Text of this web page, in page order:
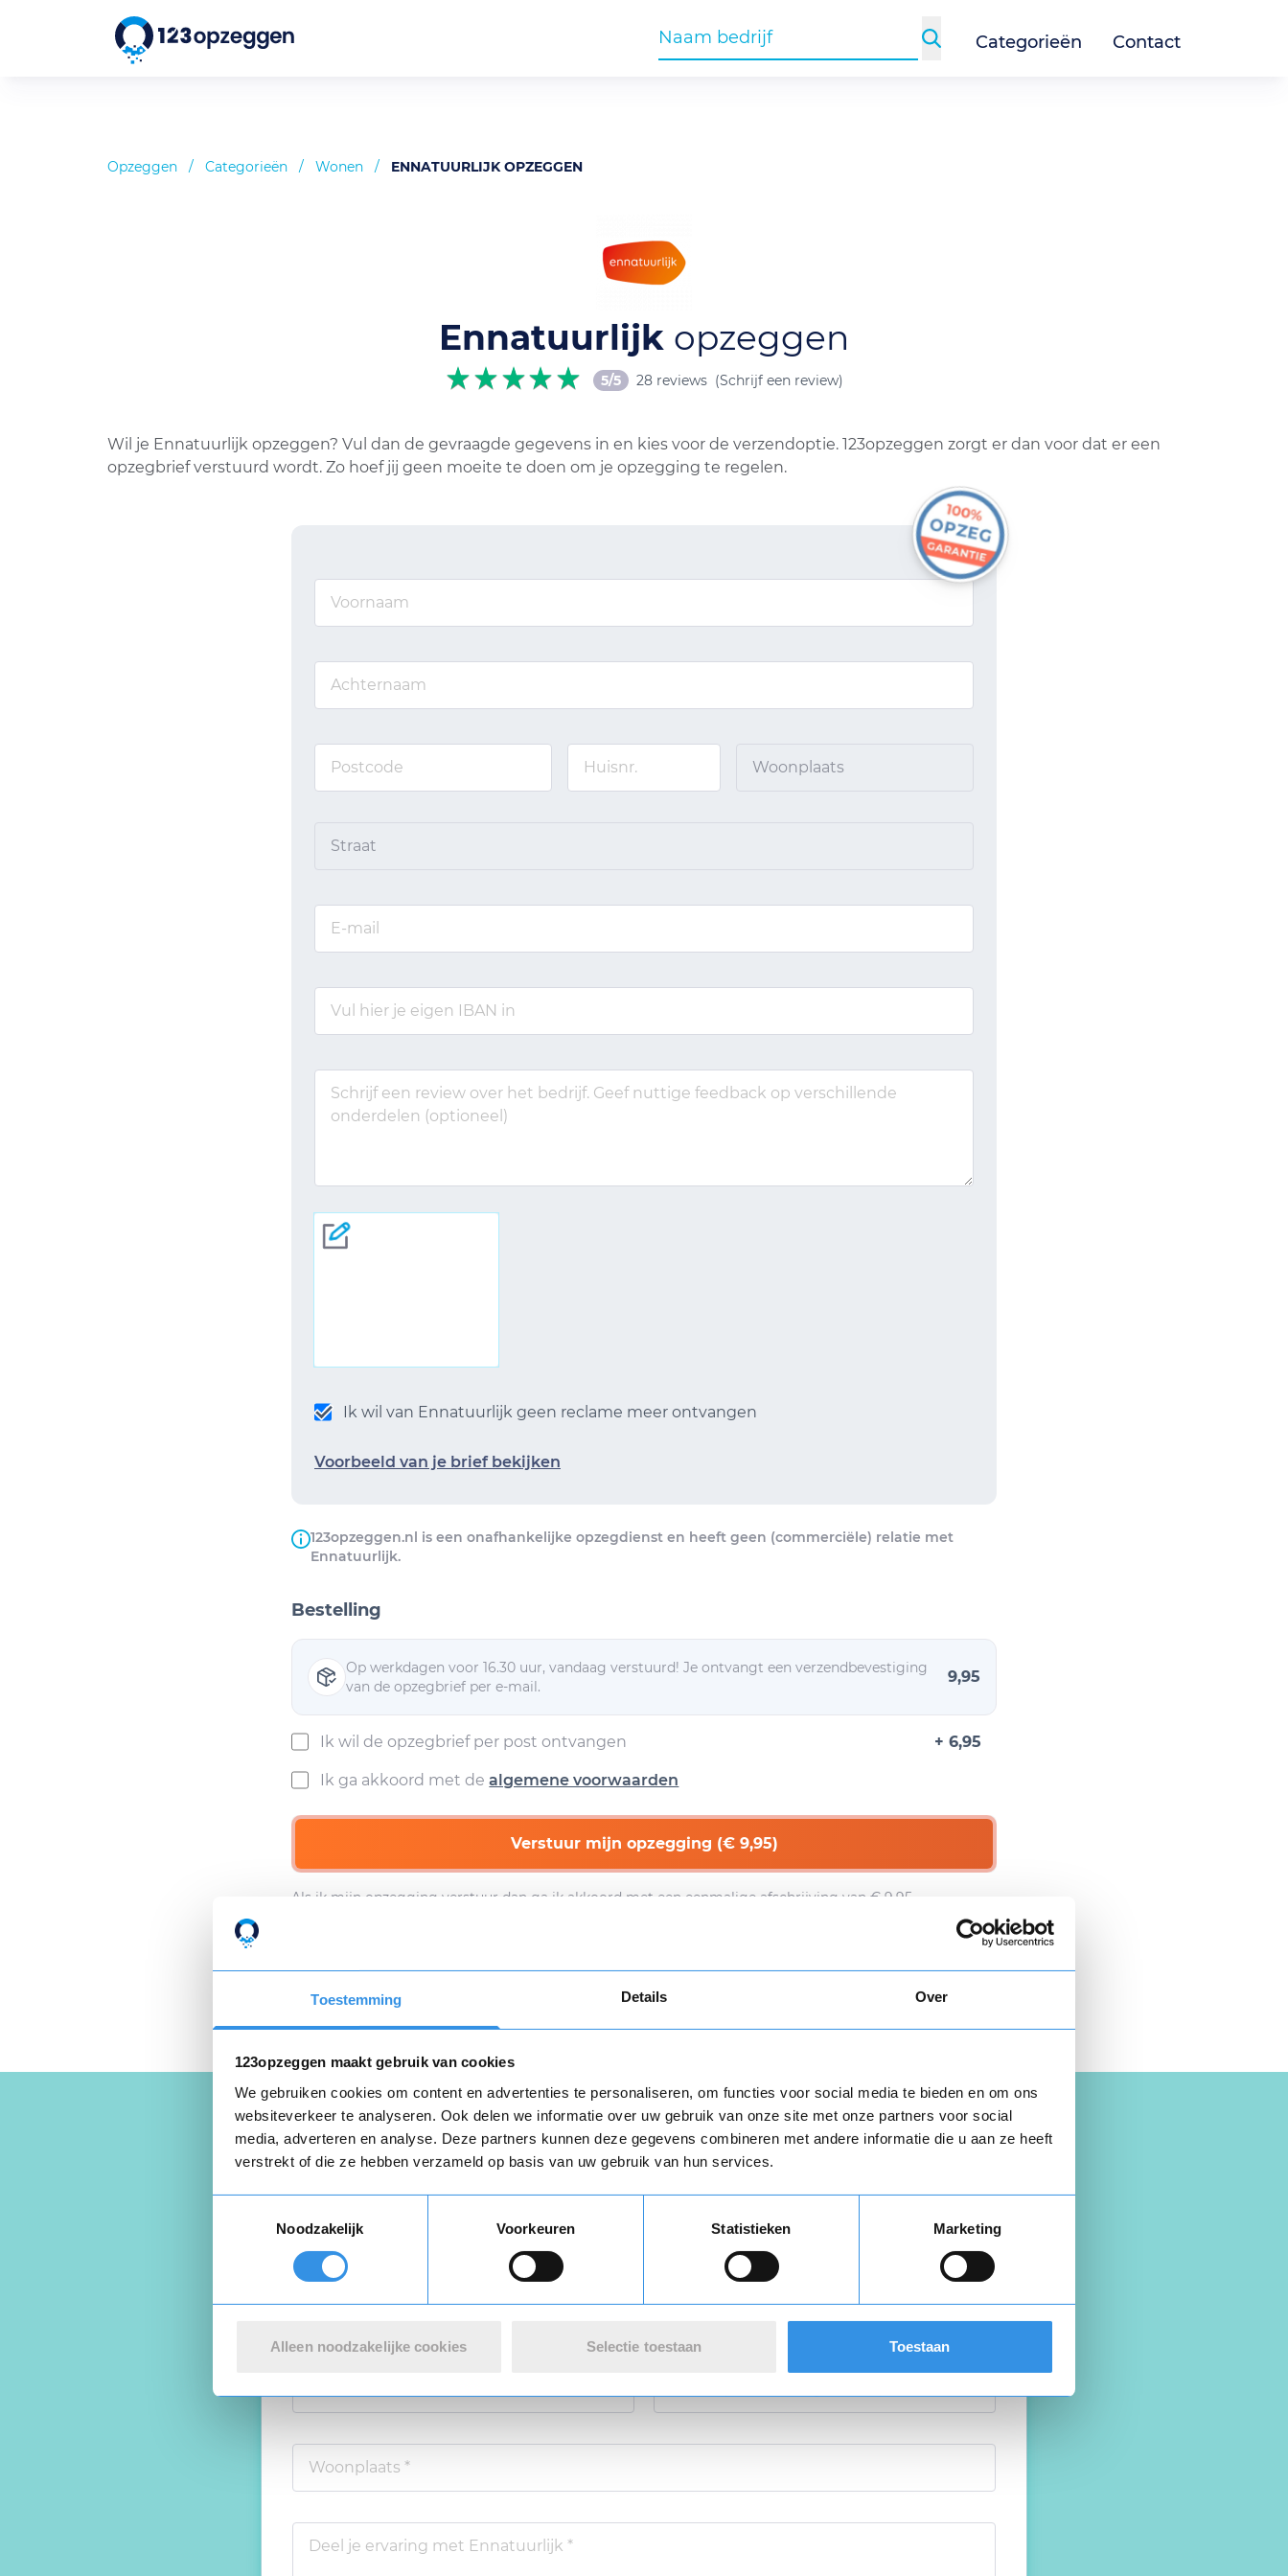
Toestemming Details Over
123opzeggen maakt gebruik van cookies
We gebruiken cookies om content en advertenties te personaliseren, om functies voor social media te bieden en om ons
websiteverkeer te analyseren. Ook delen we informatie over uw gebruik van onze site met onze partners voor social
media, adverteren en analyse. Deze partners kunnen deze gegevens combineren met andere informatie die u aan ze heeft
verstrekt of die ze hebben verzameld op basis van uw gebruik van hun services.
Noodzakelijk
Voorkeuren Statistieken Marketing
Alleen noodzakelijke cookies Selectie toestaan Toestaan
Categorieën Contact
Opzeggen / Categorieën / Wonen / ENNATUURLIJK OPZEGGEN
Ennatuurlijk opzeggen
5/5 28 reviews (Schrijf een review)
Wil je Ennatuurlijk opzeggen? Vul dan de gevraagde gegevens in en kies voor de verzendoptie. 123opzeggen zorgt er dan voor dat er een
opzegbrief verstuurd wordt. Zo hoef jij geen moeite te doen om je opzegging te regelen.
Woonplaats
Straat
Ik wil van Ennatuurlijk geen reclame meer ontvangen
Voorbeeld van je brief bekijken
123opzeggen.nl is een onafhankelijke opzegdienst en heeft geen (commerciële) relatie met
Ennatuurlijk.
Bestelling
Op werkdagen voor 16.30 uur, vandaag verstuurd! Je ontvangt een verzendbevestiging
van de opzegbrief per e-mail.
9,95
Ik wil de opzegbrief per post ontvangen + 6,95
Ik ga akkoord met dealgemene voorwaarden
Verstuur mijn opzegging (€ 9,95)
Als ik mijn opzegging verstuur dan ga ik akkoord met een eenmalige afschrijving van € 9,95.
Download hier gratis je
opzegbrief
Beoordeel je ervaring *